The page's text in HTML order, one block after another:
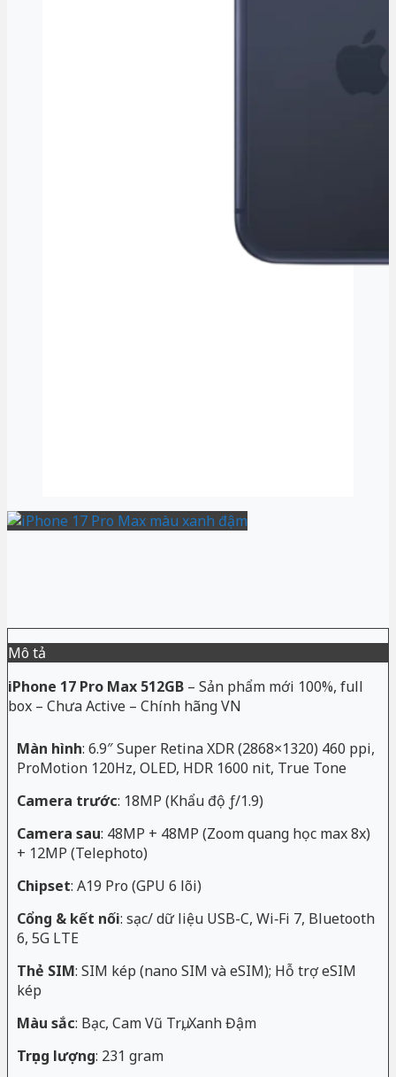
Mô tả
iPhone 17 Pro Max 512GB – Sản phẩm mới 100%, full
box – Chưa Active – Chính hãng VN
Màn hình: 6.9″ Super Retina XDR (2868×1320) 460 ppi,
ProMotion 120Hz, OLED, HDR 1600 nit, True Tone
Camera trước: 18MP (Khẩu độ ƒ/1.9)
Camera sau: 48MP + 48MP (Zoom quang học max 8x)
+ 12MP (Telephoto)
Chipset: A19 Pro (GPU 6 lõi)
Cổng & kết nối: sạc/ dữ liệu USB-C, Wi‑Fi 7, Bluetooth
6, 5G LTE
Thẻ SIM: SIM kép (nano SIM và eSIM); Hỗ trợ eSIM
kép
Màu sắc: Bạc, Cam Vũ Trụ, Xanh Đậm
Trọng lượng: 231 gram